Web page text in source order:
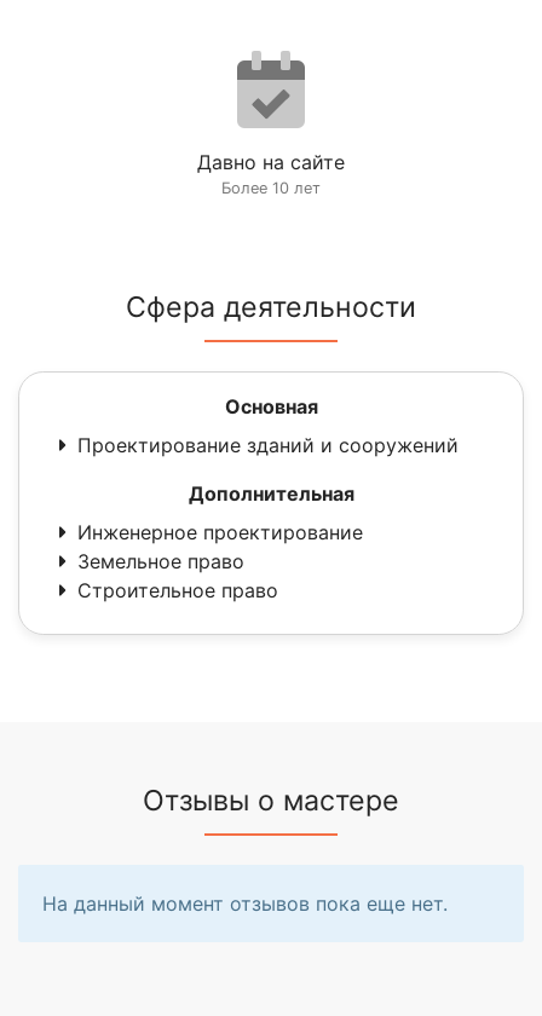
Давно на сайте
Более 10 лет
Сфера деятельности
Основная
Проектирование зданий и сооружений
Дополнительная
Инженерное проектирование
Земельное право
Строительное право
Отзывы о мастере
На данный момент отзывов пока еще нет.